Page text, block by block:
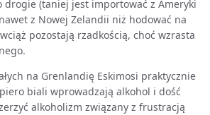
drogie (taniej jest importować z Ameryki
z Nowej Zelandii niż hodować na
pozostają rzadkością, choć wzrasta
na Grenlandię Eskimosi praktycznie
biali wprowadzają alkohol i dość
alkoholizm związany z frustracją